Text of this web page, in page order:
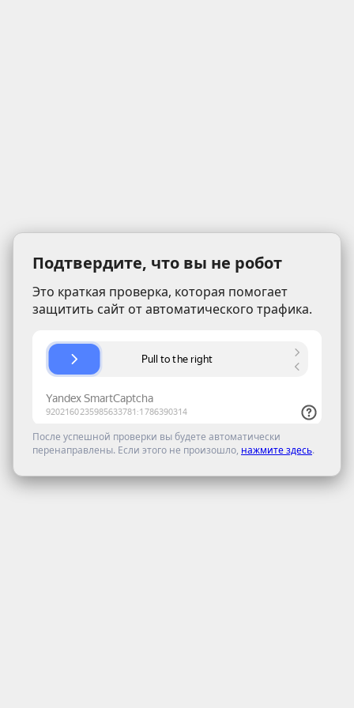
Подтвердите, что вы не робот
Это краткая проверка, которая помогает
защитить сайт от автоматического трафика.
После успешной проверки вы будете автоматически
перенаправлены. Если этого не произошло, нажмите здесь.